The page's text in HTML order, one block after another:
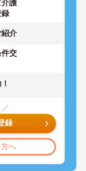
介護
録
介
交
録
へ